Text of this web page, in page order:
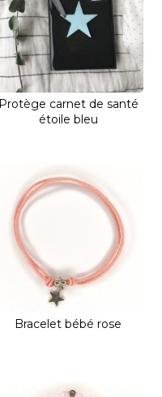
Protège carnet de santé
étoile bleu
Bracelet bébé rose